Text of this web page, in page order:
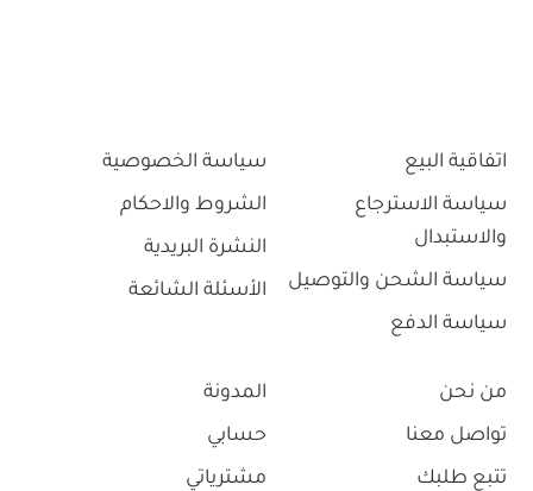
اتفاقية البيع
سياسة الاسترجاع
والاستبدال
سياسة الشحن والتوصيل
سياسة الدفع
سياسة الخصوصية
الشروط والاحكام
النشرة البريدية
الأسئلة الشائعة
من نحن
تواصل معنا
تتبع طلبك
المدونة
حسابي
مشترياتي